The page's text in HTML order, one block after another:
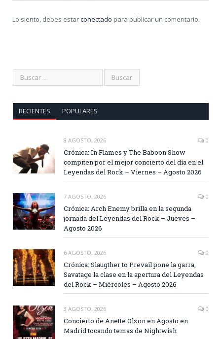
Lo siento, debes estarconectado para publicar un comentario.
RECIENTES POPULARES
8 AGOSTO, 2026 0
Crónica: In Flames y The Baboon Show
compiten por el mejor concierto del día en el
Leyendas del Rock – Viernes – Agosto 2026
7 AGOSTO, 2026 0
Crónica: Arch Enemy brilla en la segunda
jornada del Leyendas del Rock – Jueves –
Agosto 2026
6 AGOSTO, 2026 0
Crónica: Slaugther to Prevail pone la garra,
Savatage la clase en la apertura del Leyendas
del Rock – Miércoles – Agosto 2026
3 AGOSTO, 2026 0
Concierto de Anette Olzon en Agosto en
Madrid tocando temas de Nightwish